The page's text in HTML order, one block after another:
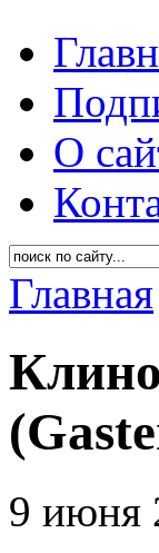
О
Главная
9 июня